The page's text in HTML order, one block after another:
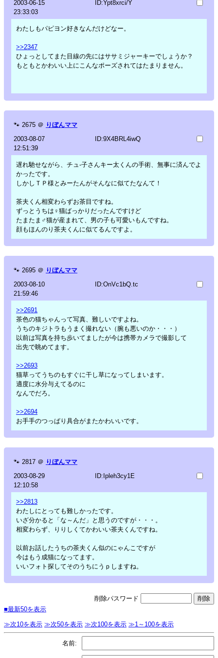
2003-06-15
23:33:03
ID:Ypt8xrci/Y
わたしもパピヨン好きなんだけどなー。
>>2347
ひょっとしてまた目線の先にはササミジャーキーでしょうか？
もともとかわいい上にこんなポーズされてはたまりません。
🐾 2675 ＠ りぼんママ
2003-08-07
12:51:39
ID:9X4BRL4iwQ
遅れ馳せながら、チュ-子さんキー太くんの手術、無事に済んでよ
かったです。
しかしＴＰ様とみーたんがそんなに似てたなんて！
茶夫くん相変わらずお茶目ですね。
ずっとうちは♀猫ばっかりだったんですけど
たまたま♂猫が産まれて、男の子も可愛いもんですね。
顔もほんのり茶夫くんに似てるんですよ。
🐾 2695 ＠ りぼんママ
2003-08-10
21:59:46
ID:OnVc1bQ.tc
>>2691
茶色の猫ちゃんって写真、難しいですよね。
うちのキジトラもうまく撮れない（腕も悪いのか・・・）
以前は写真を持ち歩いてましたが今は携帯カメラで撮影して
出先で眺めてます。
>>2693
猫草ってうちのもすぐに干し草になってしまいます。
適度に水分与えてるのに
なんでだろ。
>>2694
お手手のつっぱり具合がまたかわいいです。
🐾 2817 ＠ りぼんママ
2003-08-29
12:10:58
ID:Ipleh3cy1E
>>2813
わたしにとっても難しかったです。
いざ分かると「な～んだ」と思うのですが・・・。
相変わらず、りりしくてかわいい茶夫くんですね。
以前お話したうちの茶夫くん似のにゃんこですが
今はもう成猫になってます。
いいフォト探してそのうちにうｐしますね。
削除パスワード
■最新50を表示
≫次10を表示 ≫次50を表示 ≫次100を表示 ≫1～100を表示
名前: